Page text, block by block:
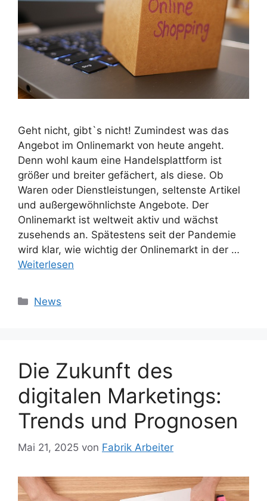
Geht nicht, gibt`s nicht! Zumindest was das
Angebot im Onlinemarkt von heute angeht.
Denn wohl kaum eine Handelsplattform ist
größer und breiter gefächert, als diese. Ob
Waren oder Dienstleistungen, seltenste Artikel
und außergewöhnlichste Angebote. Der
Onlinemarkt ist weltweit aktiv und wächst
zusehends an. Spätestens seit der Pandemie
wird klar, wie wichtig der Onlinemarkt in der …
Weiterlesen
Kategorien
News
Die Zukunft des
digitalen Marketings:
Trends und Prognosen
Mai 21, 2025 von Fabrik Arbeiter